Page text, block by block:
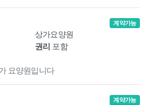
상가요양원
권리 포함
계약가능
요양원입니다
계약가능